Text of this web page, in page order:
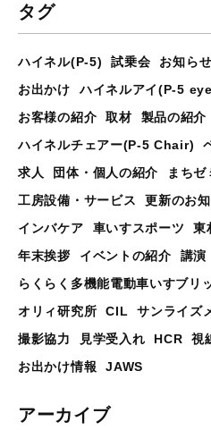
タグ
ハイネル(P-5) 試乗会 お知らせ
お出かけ
ハイネルアイ(P-5
お客様の紹介
取材
製品の紹介
ハイネルチェアー(P-5 Chair)
求人
団体・個人の紹介 まちゼ
工房設備・サービス
更新のお
インバケア
車いすスポーツ 東
年末挨拶
イベントの紹介
講演
らくらく多機能電動車いすブリ
オリィ研究所
CIL
サンライズ
撮影協力
見学受入れ HCR 視
お出かけ情報
JAWS
アーカイブ